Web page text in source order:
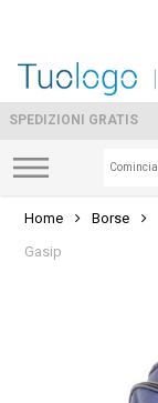
main
SPEDIZIONI GRATIS
Home Borse
Gasip